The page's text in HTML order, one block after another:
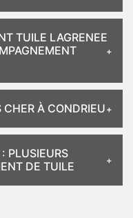
TUILE LAGRENEE
À CONDRIEU
PLUSIEURS
DE TUILE